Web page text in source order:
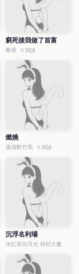
窮死後我做了首富
黎堪 0 閱讀
燃燒
溫酒斬竹馬 0 閱讀
沉浮名利場